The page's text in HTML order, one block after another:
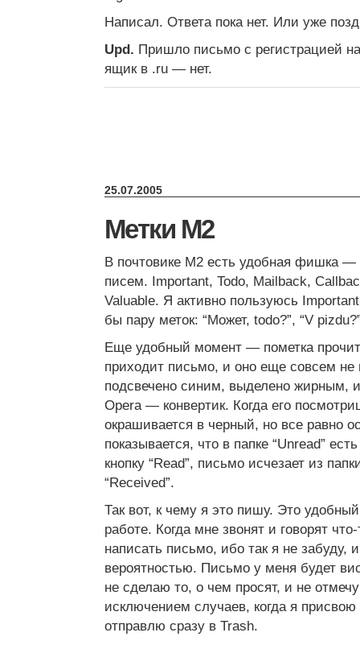
Написал. Ответа пока нет. Или уже
Upd. Пришло письмо с регистрацией
ящик в .ru — нет.
25.07.2005
Метки M2
В почтовике M2 есть удобная фишка —
писем. Important, Todo, Mailback,
Valuable. Я активно пользуюсь
бы пару меток: “Может, todo?”, “V
Еще удобный момент — пометка
приходит письмо, и оно еще совсем не
подсвечено синим, выделено жирным,
Opera — конвертик. Когда его
окрашивается в черный, но все равно
показывается, что в папке “Unread”
кнопку “Read”, письмо исчезает из
“Received”.
Так вот, к чему я это пишу. Это
работе. Когда мне звонят и говорят
написать письмо, ибо так я не забуду,
вероятностью. Письмо у меня будет
не сделаю то, о чем просят, и не
исключением случаев, когда я
отправлю сразу в Trash.